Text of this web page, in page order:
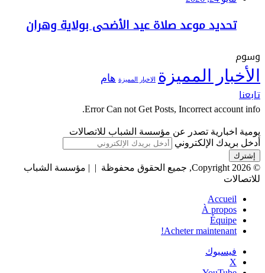
تحديد موعد صلاة عيد الأضحى بولاية وهران
وسوم
الأخبار المميزة الاخبار المميزة هام
تابعنا
Error Can not Get Posts, Incorrect account info.
يومية اخبارية تصدر عن مؤسسة الشباب للاتصالات
أدخل بريدك الإلكتروني
© Copyright 2026, جميع الحقوق محفوظة | |
مؤسسة الشباب
للاتصالات
Accueil
À propos
Équipe
Acheter maintenant!
فيسبوك
‫X